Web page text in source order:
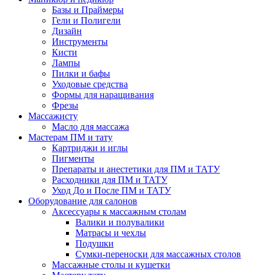
Базы и Праймеры
Гели и Полигели
Дизайн
Инструменты
Кисти
Лампы
Пилки и бафы
Уходовые средства
Формы для наращивания
Фрезы
Массажисту
Масло для массажа
Мастерам ПМ и тату
Картриджи и иглы
Пигменты
Препараты и анестетики для ПМ и ТАТУ
Расходники для ПМ и ТАТУ
Уход До и После ПМ и ТАТУ
Оборудование для салонов
Аксессуары к массажным столам
Валики и полувалики
Матрасы и чехлы
Подушки
Сумки-переноски для массажных столов
Массажные столы и кушетки